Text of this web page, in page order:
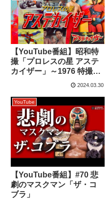
【YouTube番組】昭和特
撮「プロレスの星 アステ
カイザー」～1976 特撮×
アニメ×プロレスの異色
2024.03.30
YouTube
【YouTube番組】#70 悲
劇のマスクマン「ザ・コ
ブラ」